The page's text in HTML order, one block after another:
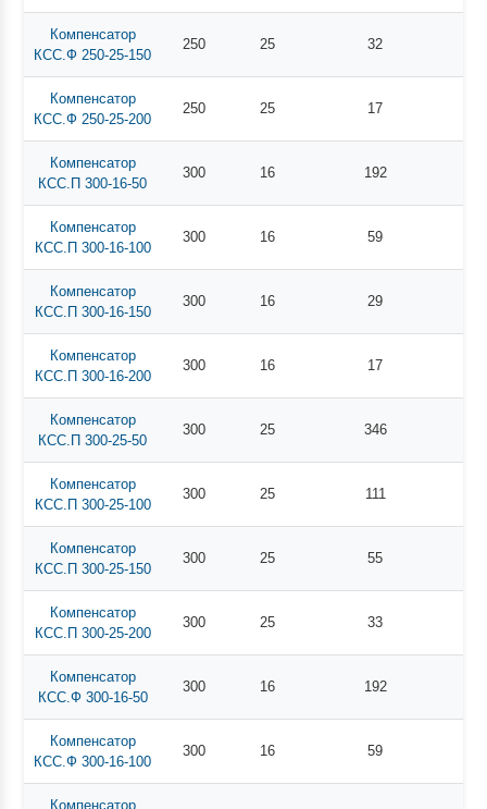
Компенсатор
КСС.Ф 250-25-150
250 25 32
Компенсатор
КСС.Ф 250-25-200
250 25 17
Компенсатор
КСС.П 300-16-50
300 16 192
Компенсатор
КСС.П 300-16-100
300 16 59
Компенсатор
КСС.П 300-16-150
300 16 29
Компенсатор
КСС.П 300-16-200
300 16 17
Компенсатор
КСС.П 300-25-50
300 25 346
Компенсатор
КСС.П 300-25-100
300 25 111
Компенсатор
КСС.П 300-25-150
300 25 55
Компенсатор
КСС.П 300-25-200
300 25 33
Компенсатор
КСС.Ф 300-16-50
300 16 192
Компенсатор
КСС.Ф 300-16-100
300 16 59
Компенсатор